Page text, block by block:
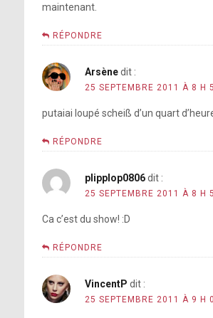
maintenant.
RÉPONDRE
Arsène dit :
25 SEPTEMBRE 2011 À 8 H
putaiai loupé scheiß d’un quart
RÉPONDRE
plipplop0806 dit :
25 SEPTEMBRE 2011 À 8 H
Ca c’est du show! :D
RÉPONDRE
VincentP dit :
25 SEPTEMBRE 2011 À 9 H